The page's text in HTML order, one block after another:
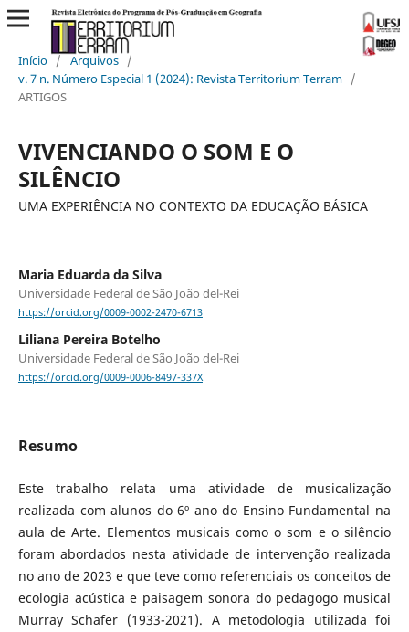
Início / Arquivos /
v. 7 n. Número Especial 1 (2024): Revista Territorium Terram /
ARTIGOS
VIVENCIANDO O SOM E O
SILÊNCIO
UMA EXPERIÊNCIA NO CONTEXTO DA EDUCAÇÃO BÁSICA
Maria Eduarda da Silva
Universidade Federal de São João del-Rei
https://orcid.org/0009-0002-2470-6713
Liliana Pereira Botelho
Universidade Federal de São João del-Rei
https://orcid.org/0009-0006-8497-337X
Resumo
Este trabalho relata uma atividade de musicalização
realizada com alunos do 6º ano do Ensino Fundamental na
aula de Arte. Elementos musicais como o som e o silêncio
foram abordados nesta atividade de intervenção realizada
no ano de 2023 e que teve como referenciais os conceitos de
ecologia acústica e paisagem sonora do pedagogo musical
Murray Schafer (1933-2021). A metodologia utilizada foi